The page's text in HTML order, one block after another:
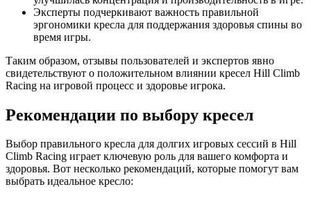
Эксперты подчеркивают важность правильной
эргономики кресла для поддержания здоровья спины во
время игры.
Таким образом, отзывы пользователей и экспертов явно
свидетельствуют о положительном влиянии кресел Hill Climb
Racing на игровой процесс и здоровье игрока.
Рекомендации по выбору кресел
Выбор правильного кресла для долгих игровых сессий в Hill
Climb Racing играет ключевую роль для вашего комфорта и
здоровья. Вот несколько рекомендаций, которые помогут вам
выбрать идеальное кресло: